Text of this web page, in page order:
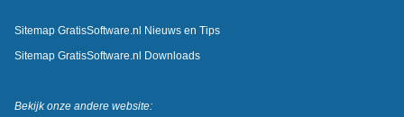
Sitemap GratisSoftware.nl Nieuws en Tips
Sitemap GratisSoftware.nl Downloads
Bekijk onze andere website: